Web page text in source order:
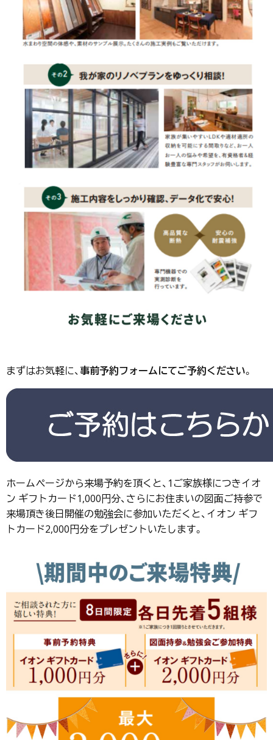
まずはお気軽に、事前予約フォームにてご予約ください。
ホームページから来場予約を頂くと、1ご家族様につきイオ
ン ギフトカード1,000円分、さらにお住まいの図面ご持参で
来場頂き後日開催の勉強会に参加いただくと、イオン ギフ
トカード2,000円分をプレゼントいたします。